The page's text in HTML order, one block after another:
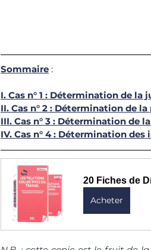
Sommaire :
I. Cas n° 1 : Détermination de la
II. Cas n° 2 : Détermination de
III. Cas n° 3 : Détermination de
IV. Cas n° 4 : Détermination des
20 Fiches de
Acheter